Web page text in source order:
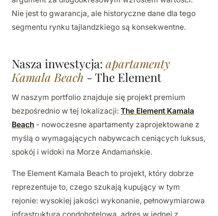
Nie jest to gwarancja, ale historyczne dane dla tego
segmentu rynku tajlandzkiego są konsekwentne.
Nasza inwestycja: apartamenty
Kamala Beach - The Element
W naszym portfolio znajduje się projekt premium
bezpośrednio w tej lokalizacji: The Element Kamala
Beach - nowoczesne apartamenty zaprojektowane z
myślą o wymagających nabywcach ceniących luksus,
spokój i widoki na Morze Andamańskie.
The Element Kamala Beach to projekt, który dobrze
reprezentuje to, czego szukają kupujący w tym
rejonie: wysokiej jakości wykonanie, pełnowymiarowa